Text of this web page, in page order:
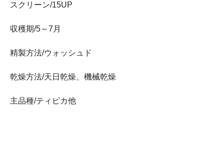
スクリーン/15UP
収穫期/5～7月
精製方法/ウォッシュド
乾燥方法/天日乾燥、機械乾燥
主品種/ティピカ他